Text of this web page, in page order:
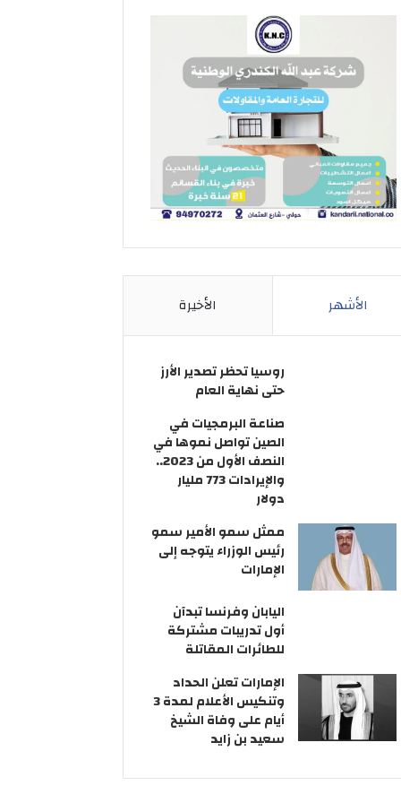
الأشهر الأخيرة
روسيا تحظر تصدير الأرز
حتى نهاية العام
صناعة البرمجيات في
الصين تواصل نموها في
النصف الأول من 2023..
والإيرادات 773 مليار
دولار
ممثل سمو الأمير سمو
رئيس الوزراء يتوجه إلى
الإمارات
اليابان وفرنسا تبدآن
أول تدريبات مشتركة
للطائرات المقاتلة
الإمارات تعلن الحداد
وتنكيس الأعلام لمدة 3
أيام على وفاة الشيخ
سعيد بن زايد